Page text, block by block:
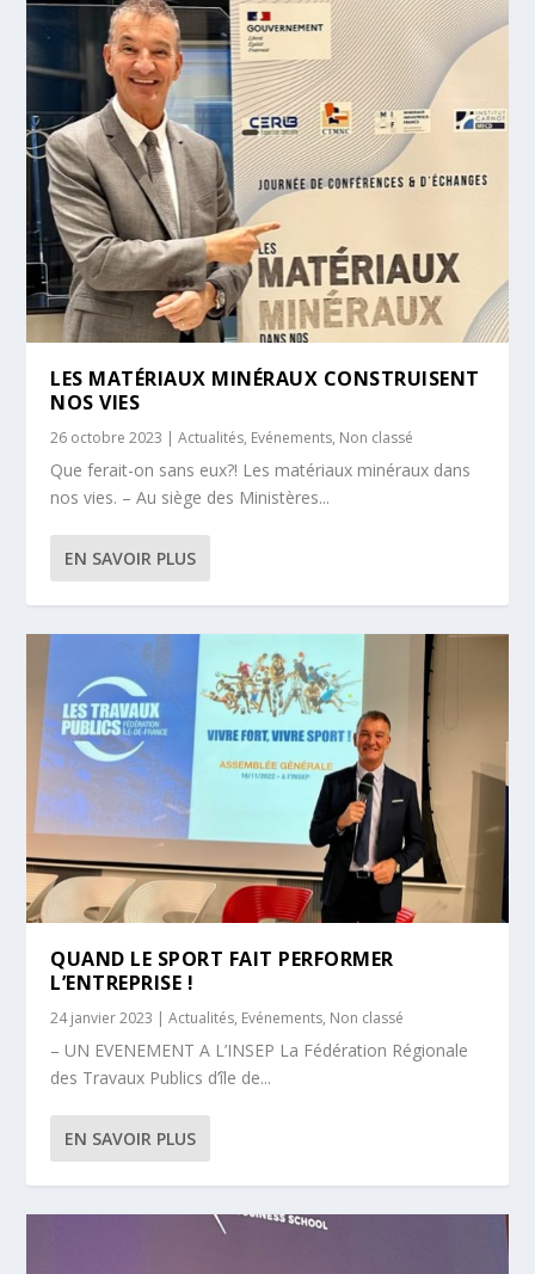
LES MATÉRIAUX MINÉRAUX CONSTRUISENT
NOS VIES
26 octobre 2023 |Actualités, Evénements, Non classé
Que ferait-on sans eux?! Les matériaux minéraux dans
nos vies. – Au siège des Ministères...
EN SAVOIR PLUS
QUAND LE SPORT FAIT PERFORMER
L’ENTREPRISE !
24 janvier 2023 |Actualités, Evénements, Non classé
– UN EVENEMENT A L’INSEP La Fédération Régionale
des Travaux Publics d’île de...
EN SAVOIR PLUS